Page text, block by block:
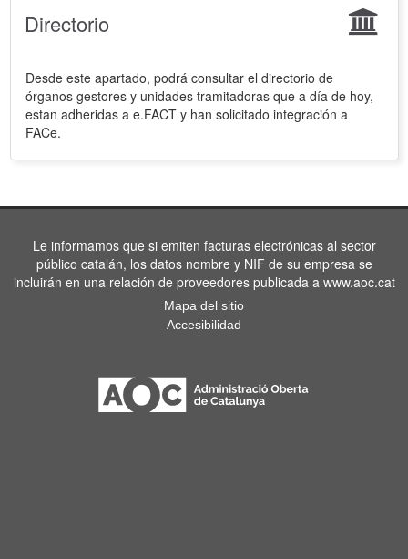
Directorio
Desde este apartado, podrá consultar el directorio de
órganos gestores y unidades tramitadoras que a día de hoy,
estan adheridas a e.FACT y han solicitado integración a
FACe.
Le informamos que si emiten facturas electrónicas al sector
público catalán, los datos nombre y NIF de su empresa se
incluirán en una relación de proveedores publicada a www.aoc.cat
Mapa del sitio
Accesibilidad